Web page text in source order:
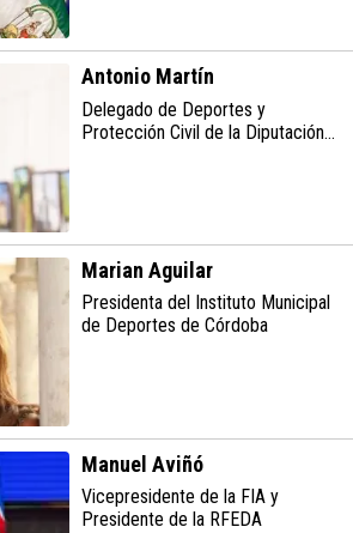
Antonio Martín
Delegado de Deportes y
Protección Civil de la Diputación
Marian Aguilar
Presidenta del Instituto Municipal
de Deportes de Córdoba
Manuel Aviñó
Vicepresidente de la FIA y
Presidente de la RFEDA